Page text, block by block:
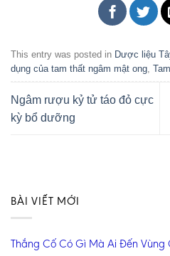
This entry was posted in Dược liệu
dụng của tam thất ngâm mật ong
Ngâm rượu kỷ tử táo đỏ cực
kỳ bổ dưỡng
BÀI VIẾT MỚI
Thắng Cố Có Gì Mà Ai Đến Vùng